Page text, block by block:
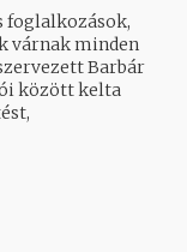
foglalkozások,
várnak minden
Barbár
között kelta